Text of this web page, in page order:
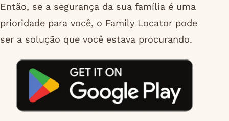
Então, se a segurança da sua família é uma
prioridade para você, o Family Locator pode
ser a solução que você estava procurando.